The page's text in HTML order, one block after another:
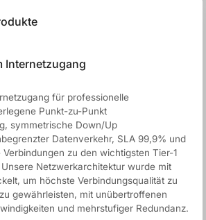
Internetzugang
für professionelle
Punkt-zu-Punkt
symmetrische Down/Up
Datenverkehr, SLA 99,9% und
zu den wichtigsten Tier-1
Netzwerkarchitektur wurde mit
um höchste Verbindungsqualität zu
gewährleisten, mit unübertroffenen
und mehrstufiger Redundanz.